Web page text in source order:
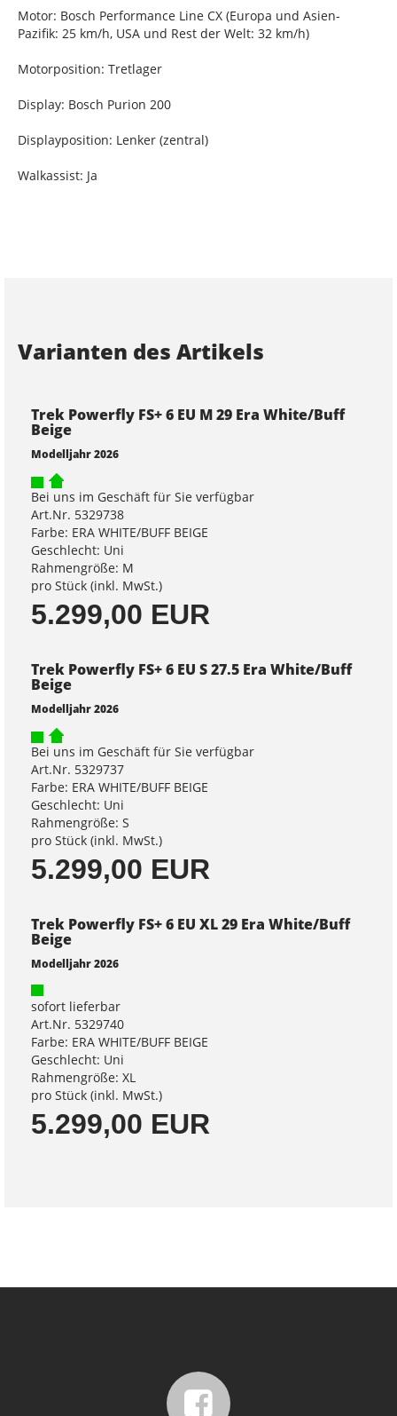
Motor: Bosch Performance Line CX (Europa und Asien-
Pazifik: 25 km/h, USA und Rest der Welt: 32 km/h)
Motorposition: Tretlager
Display: Bosch Purion 200
Displayposition: Lenker (zentral)
Walkassist: Ja
Varianten des Artikels
Trek Powerfly FS+ 6 EU M 29 Era White/Buff
Beige
Modelljahr 2026
Bei uns im Geschäft für Sie verfügbar
Art.Nr. 5329738
Farbe: ERA WHITE/BUFF BEIGE
Geschlecht: Uni
Rahmengröße: M
pro Stück (inkl. MwSt.)
5.299,00 EUR
Trek Powerfly FS+ 6 EU S 27.5 Era White/Buff
Beige
Modelljahr 2026
Bei uns im Geschäft für Sie verfügbar
Art.Nr. 5329737
Farbe: ERA WHITE/BUFF BEIGE
Geschlecht: Uni
Rahmengröße: S
pro Stück (inkl. MwSt.)
5.299,00 EUR
Trek Powerfly FS+ 6 EU XL 29 Era White/Buff
Beige
Modelljahr 2026
sofort lieferbar
Art.Nr. 5329740
Farbe: ERA WHITE/BUFF BEIGE
Geschlecht: Uni
Rahmengröße: XL
pro Stück (inkl. MwSt.)
5.299,00 EUR